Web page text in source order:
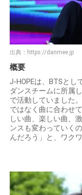
出典： https://danmee.jp
概要
J-HOPEは、BTSとし
ダンスチームに所属
で活動していました
ではなく曲に合わせ
しい曲、楽しい曲、
ンスも変わっていく
んだろう」と、ワク